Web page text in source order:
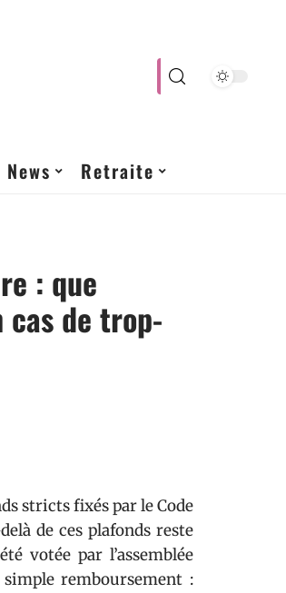
News Retraite
: que
de trop-
stricts fixés par le Code
de ces plafonds reste
votée par l’assemblée
remboursement :